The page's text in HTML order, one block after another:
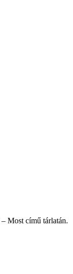
Most című tárlatán.